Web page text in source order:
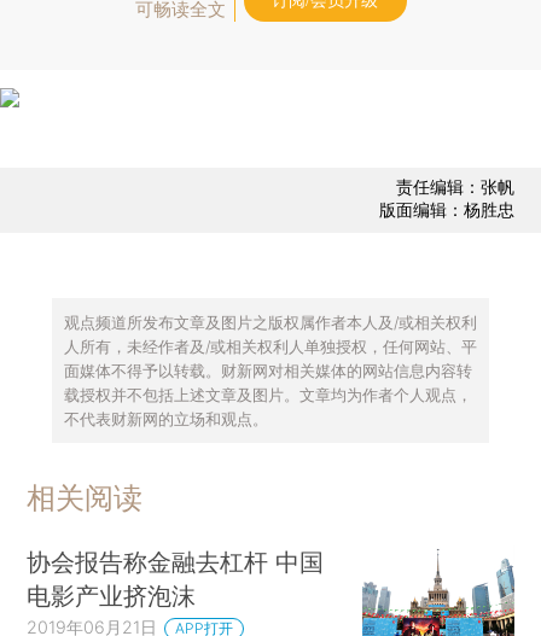
可畅读全文
责任编辑：张帆
版面编辑：杨胜忠
观点频道所发布文章及图片之版权属作者本人及/或相关权利
人所有，未经作者及/或相关权利人单独授权，任何网站、平
面媒体不得予以转载。财新网对相关媒体的网站信息内容转
载授权并不包括上述文章及图片。文章均为作者个人观点，
不代表财新网的立场和观点。
相关阅读
协会报告称金融去杠杆 中国
电影产业挤泡沫
2019年06月21日 APP打开